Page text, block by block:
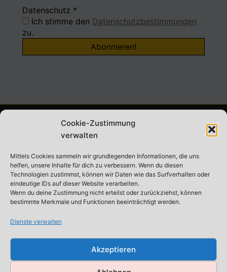
Cookie-Zustimmung
verwalten
Mittels Cookies sammeln wir grundlegenden Informationen, die uns
helfen, unsere Inhalte für dich zu verbessern. Wenn du diesen
Technologien zustimmst, können wir Daten wie das Surfverhalten oder
eindeutige IDs auf dieser Website verarbeiten.
Wenn du deine Zustimmung nicht erteilst oder zurückziehst, können
bestimmte Merkmale und Funktionen beeinträchtigt werden.
Dienste verwalten
Akzeptieren
Datenschutz *
Ich stimme den Datenschutzbestimmungen
zu.
ABONNIERE UNSEREN NEWSLETTER
Datenschutz*
Ich stimme denDatenschutzbestimmungen